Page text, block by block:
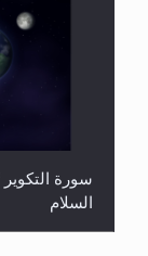
سورة
السلام